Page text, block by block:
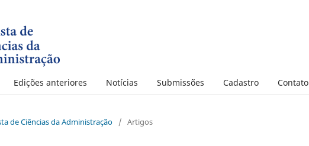
Edições anteriores Notícias Submissões Cadastro Contato
de Ciências da Administração / Artigos